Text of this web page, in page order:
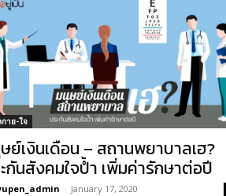
าย-ใจ
ย์เงินเดือน – สถานพยาบาลเฮ?
กันสังคมใจป้ำ เพิ่มค่ารักษาต่อปี
- January 17, 2020